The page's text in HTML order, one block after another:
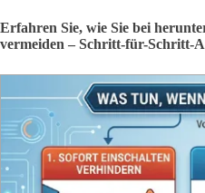
Erfahren Sie, wie Sie bei
vermeiden – Schritt-für-Schritt-